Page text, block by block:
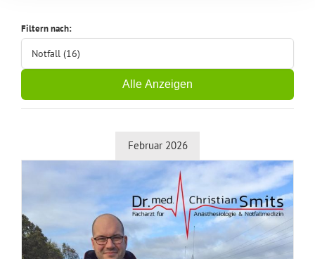
Filtern nach:
Notfall (16)
Alle Anzeigen
Februar 2026